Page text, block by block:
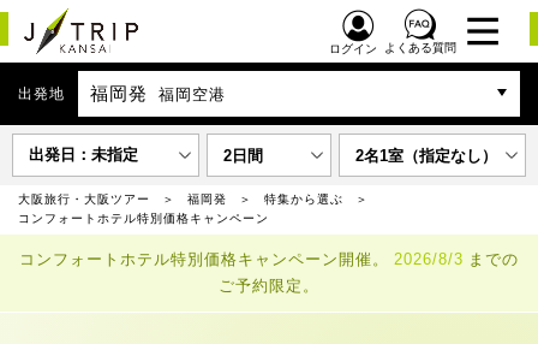
ログイン よくある質問
出発地 福岡発 福岡空港
出発日：未指定 2日間 2名1室（指定なし）
大阪旅行・大阪ツアー 福岡発
特集から選ぶ
コンフォートホテル特別価格キャンペーン
コンフォートホテル特別価格キャンペーン開催。 2026/8/3 までの
ご予約限定。